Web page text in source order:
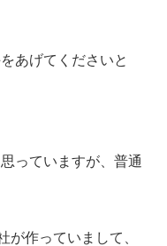
あげてくださいと
っていますが、普通
が作っていまして、